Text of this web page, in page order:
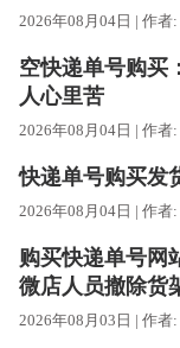
2026年08月04日 | 作者:
空快递单号购买
人心里苦
2026年08月04日 | 作者:
快递单号购买发
2026年08月04日 | 作者:
购买快递单号网
微店人员撤除货
2026年08月03日 | 作者: